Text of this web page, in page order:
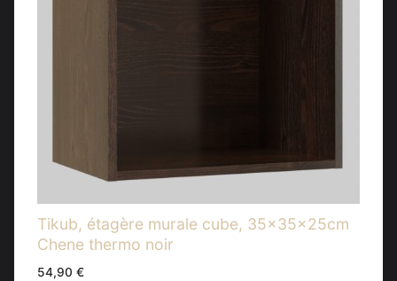
Tikub, étagère murale cube, 35x35x25cm
Chene thermo noir
54,90 €